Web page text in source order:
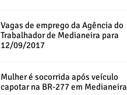
Vagas de emprego da Agência do
Trabalhador de Medianeira para
12/09/2017
Mulher é socorrida após veículo
capotar na BR-277 em Medianeira